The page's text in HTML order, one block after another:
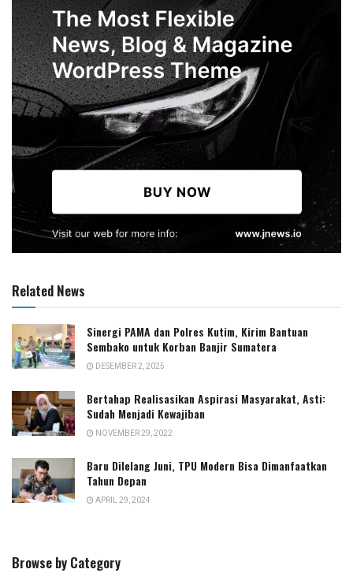
Related News
Sinergi PAMA dan Polres Kutim, Kirim Bantuan
Sembako untuk Korban Banjir Sumatera
DESEMBER 2, 2025
Bertahap Realisasikan Aspirasi Masyarakat, Asti:
Sudah Menjadi Kewajiban
NOVEMBER 29, 2022
Baru Dilelang Juni, TPU Modern Bisa Dimanfaatkan
Tahun Depan
APRIL 29, 2024
Browse by Category